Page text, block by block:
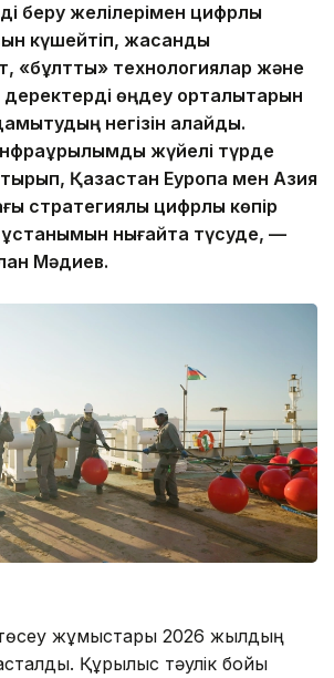
беру желілерімен цифрлық
күшейтіп, жасанды
«бұлтты» технологиялар және
өңдеу орталықтарын
негізін қалайды.
жүйелі түрде
Қазақстан Еуропа мен Азия
стратегиялық цифрлық көпір
ұстанымын нығайта түсуде, —
Мәдиев.
төсеу жұмыстары 2026 жылдың
Құрылыс тәулік бойы